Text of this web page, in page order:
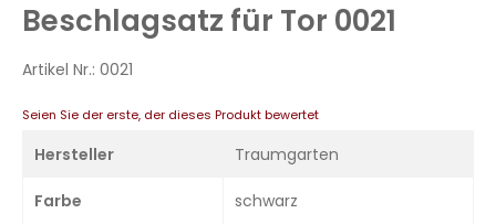
springen
Beschlagsatz für Tor 0021
Artikel Nr.: 0021
Seien Sie der erste, der dieses Produkt bewertet
Hersteller Traumgarten
Farbe schwarz